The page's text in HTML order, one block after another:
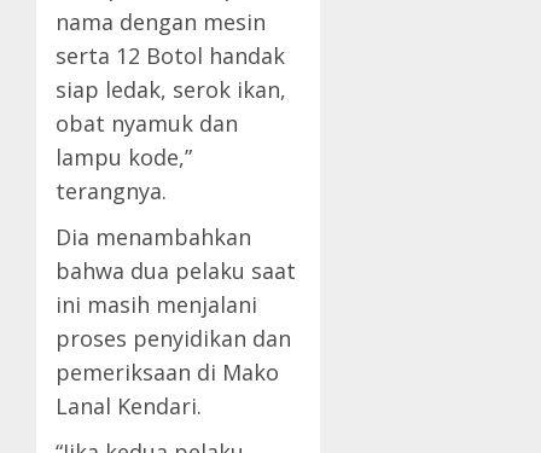
nama dengan mesin
serta 12 Botol handak
siap ledak, serok ikan,
obat nyamuk dan
lampu kode,”
terangnya.
Dia menambahkan
bahwa dua pelaku saat
ini masih menjalani
proses penyidikan dan
pemeriksaan di Mako
Lanal Kendari.